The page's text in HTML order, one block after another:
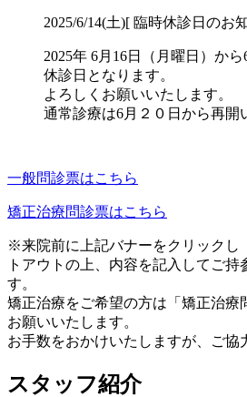
2025/6/14(土)[ 臨時休診日のお
2025年 6月16日（月曜日）か
休診日となります。
よろしくお願いいたします。
通常診療は6月２０日から再開
一般問診票はこちら
矯正治療問診票はこちら
※来院前に上記バナーをクリックし
トアウトの上、内容を記入してご
す。
矯正治療をご希望の方は「矯正治療
お願いいたします。
お手数をおかけいたしますが、ご協
スタッフ紹介